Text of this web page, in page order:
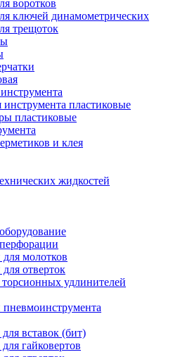
воротков
ключей динамометрических
трещоток
пластиковые
пластиковые
и клея
жидкостей
молотков
отверток
удлинителей
пневмоинструмента
вставок (бит)
гайковертов